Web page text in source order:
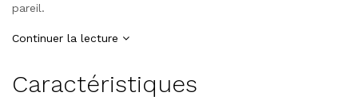
pareil.
Continuer la lecture
Caractéristiques